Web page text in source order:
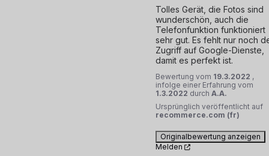
Tolles Gerät, die Fotos sind
wunderschön, auch die
Telefonfunktion funktioniert
sehr gut. Es fehlt nur noch
Zugriff auf Google-Dienste,
damit es perfekt ist.
Bewertung vom 19.3.2022 ,
infolge einer Erfahrung vom
1.3.2022 durch A.A.
Ursprünglich veröffentlicht auf
recommerce.com (fr)
Originalbewertung anzeigen
Melden